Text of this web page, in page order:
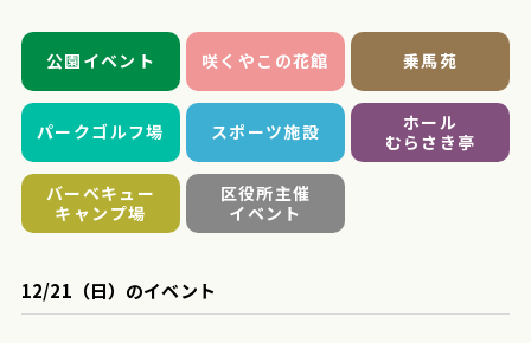
公園イベント 咲くやこの花館 乗馬苑
パークゴルフ場 スポーツ施設
ホール
むらさき亭
バーベキュー
キャンプ場
区役所主催
イベント
12/21（日）のイベント